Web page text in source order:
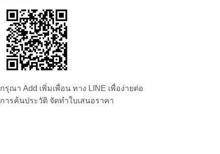
กรุณา Add เพิ่มเพื่อน ทาง LINE เพื่อง่ายต่อ
การค้นประวัติ จัดทำใบเสนอราคา